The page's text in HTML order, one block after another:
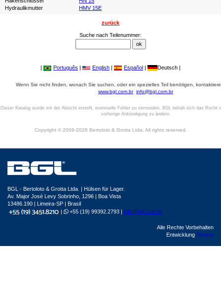
Hydraulikmutter
HMV 15E
zurück
Suche nach Teilenummer:
| Português | English | Español | Deutsch |
Wenn Sie nicht finden, wonach Sie suchen, oder ein spezielles Teil benötigen,
www.bgl.com.br info@bgl.com.br
Dieser Katalog wurde mit der Absicht erstellt, eventuelle Fehler zu vermeiden. BGL behält sich das Recht
vorherige Ankündigung zu ändern.
Copyright © 2006-2026 Bertoloto & Grotta Ltda. All rights reserved.
BGL - Bertoloto & Grotta Ltda. | Hülsen für Lager.
Av. Major José Levy Sobrinho, 1296 | Boa Vista
13486.190 | Limeira-SP | Brasil
|
+55 (19) 99392.2793 | info@bgl.com.br
Alle Rechte Vorbehalten
Entwicklung Sphera